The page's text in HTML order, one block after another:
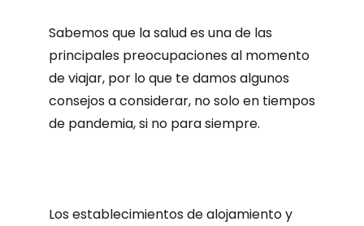
Sabemos que la salud es una de las
principales preocupaciones al momento
de viajar, por lo que te damos algunos
consejos a considerar, no solo en tiempos
de pandemia, si no para siempre.
Los establecimientos de alojamiento y